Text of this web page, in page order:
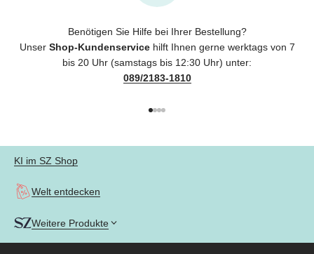
Benötigen Sie Hilfe bei Ihrer Bestellung?
Unser Shop-Kundenservicehilft Ihnen gerne werktags von 7
bis 20 Uhr (samstags bis 12:30 Uhr) unter:
089/2183-1810
KI im SZ Shop
Welt entdecken
Weitere Produkte